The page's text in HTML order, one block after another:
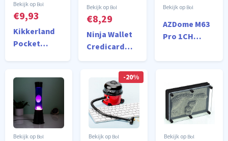
Bol
€9,93
Kikkerland
Pocket
Bol
€8,29
Ninja Wallet
Credicard
Tool - Voor in
Portemonnee
- Wallet Ninja
- 18 in 1 Tool
Bol
AZDome M63
Pro 1CH
Ultra 4K
Wifi - GPS -
Parkeerstand
- 64gb Micro
SD - 3.0 inch
IPS LCD -
Bol
-20%
Bol Bol